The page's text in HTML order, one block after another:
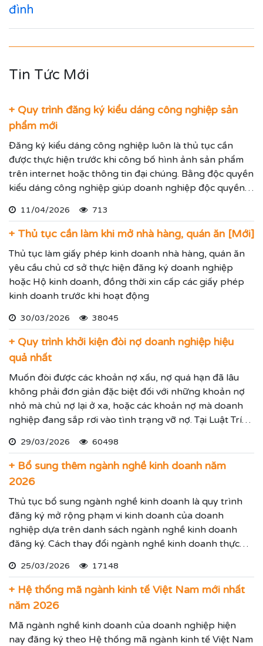
đình
Tin Tức Mới
+ Quy trình đăng ký kiểu dáng công nghiệp sản
phẩm mới
Đăng ký kiểu dáng công nghiệp luôn là thủ tục cần
được thực hiện trước khi công bố hình ảnh sản phẩm
trên internet hoặc thông tin đại chúng. Bằng độc quyền
kiểu dáng công nghiệp giúp doanh nghiệp độc quyền
hạn đến 15 năm.
11/04/2026 713
+ Thủ tục cần làm khi mở nhà hàng, quán ăn [Mới]
Thủ tục làm giấy phép kinh doanh nhà hàng, quán ăn
yêu cầu chủ cơ sở thực hiện đăng ký doanh nghiệp
hoặc Hộ kinh doanh, đồng thời xin cấp các giấy phép
kinh doanh trước khi hoạt động
30/03/2026 38045
+ Quy trình khởi kiện đòi nợ doanh nghiệp hiệu
quả nhất
Muốn đòi được các khoản nợ xấu, nợ quá hạn đã lâu
không phải đơn giản đặc biệt đối với những khoản nợ
nhỏ mà chủ nợ lại ở xa, hoặc các khoản nợ mà doanh
nghiệp đang sắp rơi vào tình trạng vỡ nợ. Tại Luật Trí
quyết các tranh chấp kinh tế hiệu quả đảm bảo sẽ giúp
thực hiện các yêu cầu mà Quý vị đưa ra.
29/03/2026 60498
+ Bổ sung thêm ngành nghề kinh doanh năm
2026
Thủ tục bổ sung ngành nghề kinh doanh là quy trình
đăng ký mở rộng phạm vi kinh doanh của doanh
nghiệp dựa trên danh sách ngành nghề kinh doanh
đăng ký. Cách thay đổi ngành nghề kinh doanh thực
25/03/2026 17148
+ Hệ thống mã ngành kinh tế Việt Nam mới nhất
năm 2026
Mã ngành nghề kinh doanh của doanh nghiệp hiện
nay đăng ký theo Hệ thống mã ngành kinh tế Việt Nam